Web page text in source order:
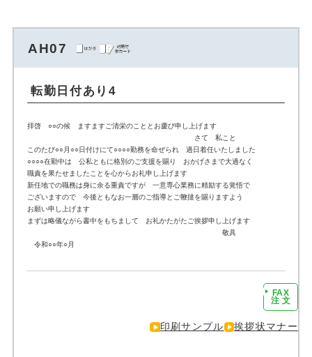
AH07
転勤日付あり4
拝啓 ○○の候 ますますご清栄のこととお慶び申し上げます
さて 私こと
このたび○○月○○日付けにて○○○○勤務を命ぜられ 過日着任いたしました
○○○○在勤中は 公私ともに格別のご支援を賜り おかげさまで大過なく
職責を果たせましたことを心からお礼申し上げます
新任地での職務は身に余る重責ですが 一意専心業務に精励する覚悟で
ございますので 今後ともなお一層のご指導とご鞭撻を賜りますよう
お願い申し上げます
まずは略儀ながら書中をもちまして お礼かたがたご挨拶申し上げます
敬具
令和○○年○月
FAX
注 文
印刷サンプル 挨拶状マナー